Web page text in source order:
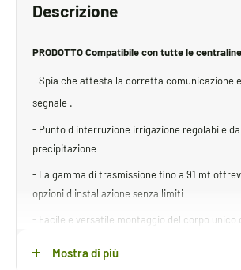
Descrizione
PRODOTTO Compatibile con tutte le
- Spia che attesta la corretta comunicazione
segnale .
- Punto d interruzione irrigazione regolabile
precipitazione
- La gamma di trasmissione fino a 91 mt
opzioni d installazione senza limiti
- Facile e versatile montaggio del corpo unico
Mostra di più